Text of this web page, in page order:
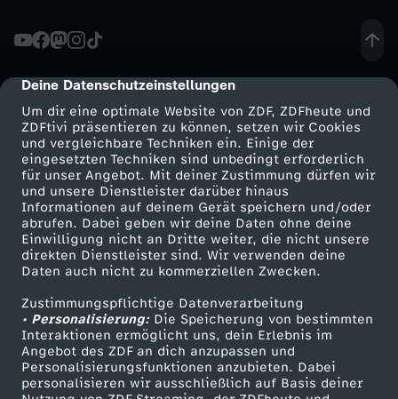
cmp-dialog-description
Deine Datenschutzeinstellungen
Um dir eine optimale Website von ZDF, ZDFheute und
ZDFtivi präsentieren zu können, setzen wir Cookies
und vergleichbare Techniken ein. Einige der
eingesetzten Techniken sind unbedingt erforderlich
für unser Angebot. Mit deiner Zustimmung dürfen wir
und unsere Dienstleister darüber hinaus
Informationen auf deinem Gerät speichern und/oder
abrufen. Dabei geben wir deine Daten ohne deine
Einwilligung nicht an Dritte weiter, die nicht unsere
direkten Dienstleister sind. Wir verwenden deine
Daten auch nicht zu kommerziellen Zwecken.
Zustimmungspflichtige Datenverarbeitung
• Personalisierung:Die Speicherung von bestimmten
Interaktionen ermöglicht uns, dein Erlebnis im
Angebot des ZDF an dich anzupassen und
Personalisierungsfunktionen anzubieten. Dabei
personalisieren wir ausschließlich auf Basis deiner
u
t
e
j
o
u
r
n
Mehr ZDF
ZDF-Apps
Smart TV
ZDFtext
Livestreams
Sendungen A-Z
TV-Programm
Service
ZDFmitreden
Kontakt zum ZDF
Tickets
Zuschauerservice
Hilfe